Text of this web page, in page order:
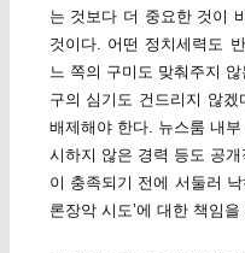
는 것보다 더 중요한 것이
것이다. 어떤 정치세력도
느 쪽의 구미도 맞춰주지
구의 심기도 건드리지 않
배제해야 한다. 뉴스룸 내
시하지 않은 경력 등도 공
이 충족되기 전에 서둘러
론장악 시도’에 대한 책임